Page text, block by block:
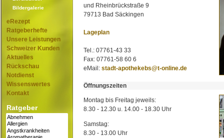
Bildergalerie
eRezept
Ratgeberhefte
Unsere Leistungen
Schweizer Kunden
Aktuelles
Rückschau
Notdienst
Wissenswertes
Kontakt
Ratgeber
und Rheinbrückstraße 9
79713 Bad Säckingen
Lageplan
Tel.: 07761-43 33
Fax: 07761-58 60 6
eMail: stadt-apothekebs@t-online.de
Öffnungszeiten
Montag bis Freitag jeweils:
8.30 - 12.30 u. 14.00 - 18.30 Uhr
Samstag:
8.30 - 13.00 Uhr